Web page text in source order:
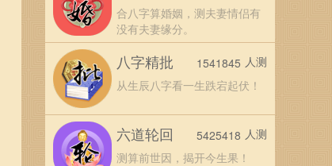
合八字算婚姻，测夫妻情侣有
没有夫妻缘分。
八字精批
从生辰八字看一生跌宕起伏！
1541845 人测
六道轮回
测算前世因，揭开今生果！
5425418 人测